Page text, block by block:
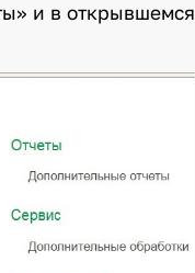
и в открывшемся